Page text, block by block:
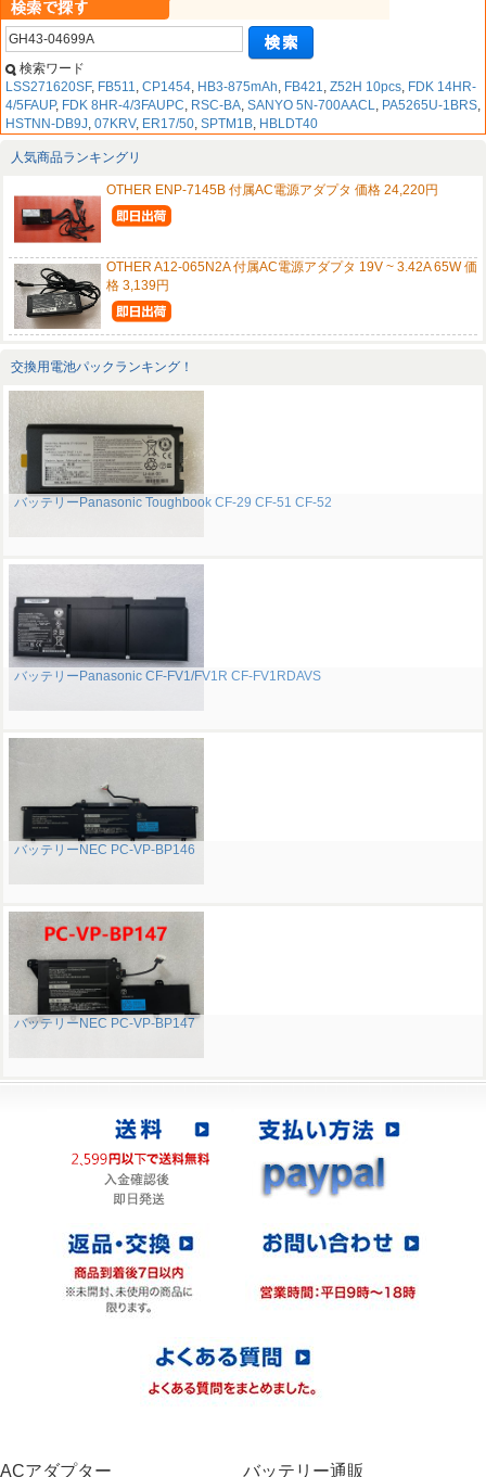
検索ワード
LSS271620SF, FB511, CP1454, HB3-875mAh, FB421, Z52H 10pcs, FDK 14HR-
4/5FAUP, FDK 8HR-4/3FAUPC, RSC-BA, SANYO 5N-700AACL, PA5265U-1BRS,
HSTNN-DB9J, 07KRV, ER17/50, SPTM1B, HBLDT40
人気商品ランキングリ
OTHER ENP-7145B 付属AC電源アダプタ 価格 24,220円
OTHER A12-065N2A 付属AC電源アダプタ 19V ~ 3.42A 65W 価
格 3,139円
交換用電池パックランキング！
バッテリーPanasonic Toughbook CF-29 CF-51 CF-52
バッテリーPanasonic CF-FV1/FV1R CF-FV1RDAVS
バッテリーNEC PC-VP-BP146
バッテリーNEC PC-VP-BP147
ACアダプター バッテリー通販